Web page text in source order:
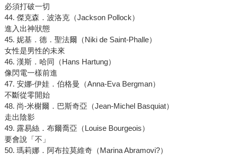
必須打破一切
44. 傑克森．波洛克（Jackson Pollock）
進入出神狀態
45. 妮基．德．聖法爾（Niki de Saint-Phalle）
女性是男性的未來
46. 漢斯．哈同（Hans Hartung）
像閃電一樣前進
47. 安娜-伊娃．伯格曼（Anna-Eva Bergman）
不斷從零開始
48. 尚-米榭爾．巴斯奇亞（Jean-Michel Basquiat）
走出陰影
49. 露易絲．布爾喬亞（Louise Bourgeois）
要會說「不」
50. 瑪莉娜．阿布拉莫維奇（Marina Abramovi?）